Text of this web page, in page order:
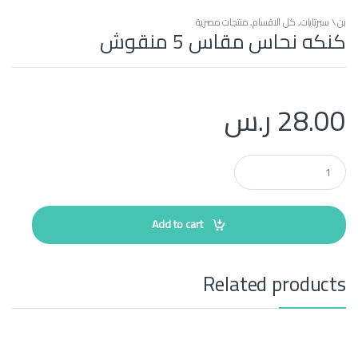
بن \ سبرتايات,كل الاقسام,منتجات مصرية
كنكه نحاس مقاس 5 منقوش
28.00ر.س
Q
u
a
t
i
Add to cart
Related products